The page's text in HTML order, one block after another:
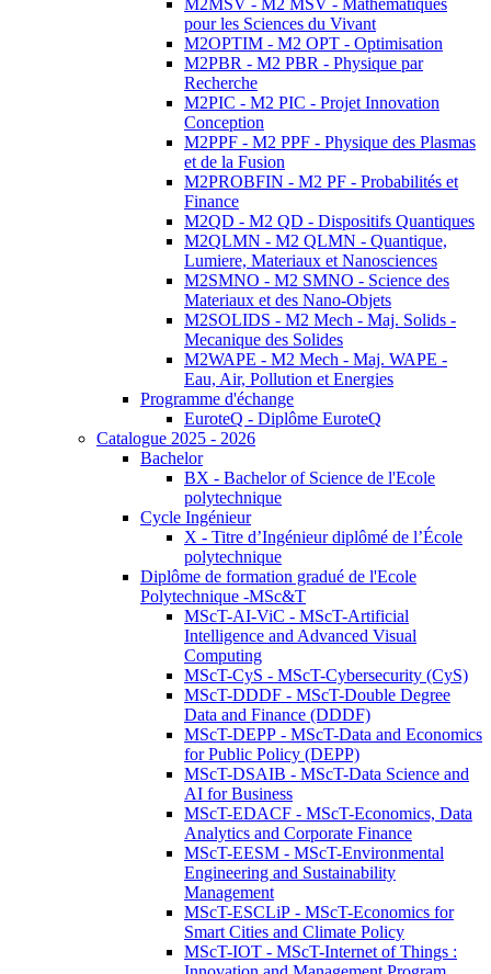
M2MSV - M2 MSV - Mathématiques
pour les Sciences du Vivant
M2OPTIM - M2 OPT - Optimisation
M2PBR - M2 PBR - Physique par
Recherche
M2PIC - M2 PIC - Projet Innovation
Conception
M2PPF - M2 PPF - Physique des Plasmas
et de la Fusion
M2PROBFIN - M2 PF - Probabilités et
Finance
M2QD - M2 QD - Dispositifs Quantiques
M2QLMN - M2 QLMN - Quantique,
Lumiere, Materiaux et Nanosciences
M2SMNO - M2 SMNO - Science des
Materiaux et des Nano-Objets
M2SOLIDS - M2 Mech - Maj. Solids -
Mecanique des Solides
M2WAPE - M2 Mech - Maj. WAPE -
Eau, Air, Pollution et Energies
Programme d'échange
EuroteQ - Diplôme EuroteQ
Catalogue 2025 - 2026
Bachelor
BX - Bachelor of Science de l'Ecole
polytechnique
Cycle Ingénieur
X - Titre d’Ingénieur diplômé de l’École
polytechnique
Diplôme de formation gradué de l'Ecole
Polytechnique -MSc&T
MScT-AI-ViC - MScT-Artificial
Intelligence and Advanced Visual
Computing
MScT-CyS - MScT-Cybersecurity (CyS)
MScT-DDDF - MScT-Double Degree
Data and Finance (DDDF)
MScT-DEPP - MScT-Data and Economics
for Public Policy (DEPP)
MScT-DSAIB - MScT-Data Science and
AI for Business
MScT-EDACF - MScT-Economics, Data
Analytics and Corporate Finance
MScT-EESM - MScT-Environmental
Engineering and Sustainability
Management
MScT-ESCLiP - MScT-Economics for
Smart Cities and Climate Policy
MScT-IOT - MScT-Internet of Things :